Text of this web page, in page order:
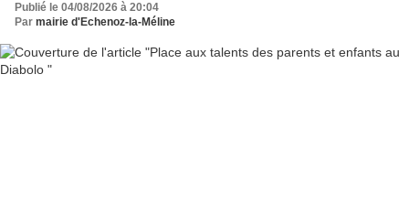
Publié le 04/08/2026 à 20:04
Par mairie d'Echenoz-la-Méline